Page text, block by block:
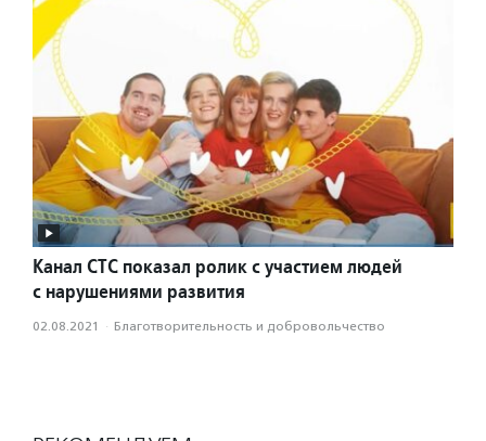
Канал СТС показал ролик с участием людей
с нарушениями развития
02.08.2021 · Благотвори­тель­ность и доброволь­чест­во